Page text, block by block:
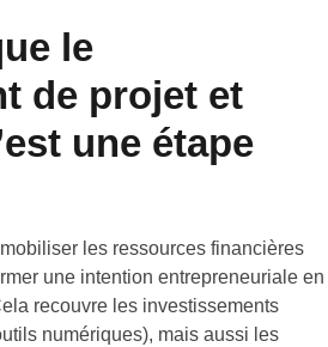
le
de projet et
une étape
les ressources financières
une intention entrepreneuriale en
recouvre les investissements
numériques), mais aussi les